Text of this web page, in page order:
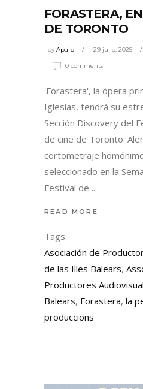
FORASTERA,
DE TORONTO
byApaib 29 julio, 2025
0 comments
'Forastera', la ópera
Iglesias, tendrá su
Sección Discovery del
de cine de Toronto.
cortometraje
seleccionado en la
Festival de
READ MORE
Tags:
Asociación de
de las Illes Balears,
Productores
Balears, Forastera, la
produccions